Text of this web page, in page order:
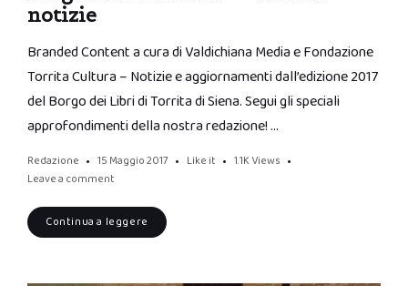
notizie
Branded Content a cura di Valdichiana Media e Fondazione
Torrita Cultura – Notizie e aggiornamenti dall’edizione 2017
del Borgo dei Libri di Torrita di Siena. Segui gli speciali
approfondimenti della nostra redazione! …
Redazione 15 Maggio 2017 Like it 1.1K Views
Leave a comment
Continua a leggere